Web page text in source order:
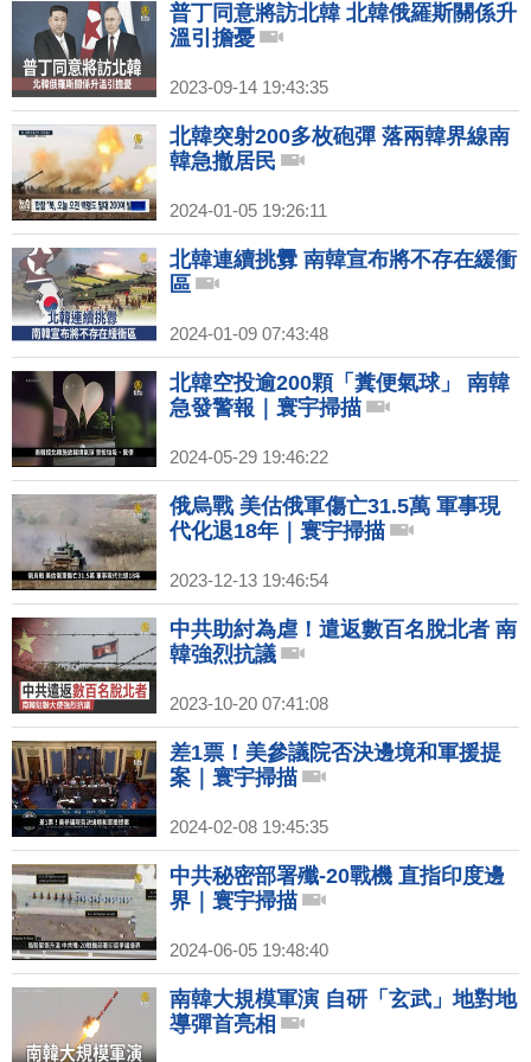
普丁同意將訪北韓 北韓俄羅斯關係升
溫引擔憂
2023-09-14 19:43:35
北韓突射200多枚砲彈 落兩韓界線南
韓急撤居民
2024-01-05 19:26:11
北韓連續挑釁 南韓宣布將不存在緩衝
區
2024-01-09 07:43:48
北韓空投逾200顆「糞便氣球」 南韓
急發警報｜寰宇掃描
2024-05-29 19:46:22
俄烏戰 美估俄軍傷亡31.5萬 軍事現
代化退18年｜寰宇掃描
2023-12-13 19:46:54
中共助紂為虐！遣返數百名脫北者 南
韓強烈抗議
2023-10-20 07:41:08
差1票！美參議院否決邊境和軍援提
案｜寰宇掃描
2024-02-08 19:45:35
中共秘密部署殲-20戰機 直指印度邊
界｜寰宇掃描
2024-06-05 19:48:40
南韓大規模軍演 自研「玄武」地對地
導彈首亮相